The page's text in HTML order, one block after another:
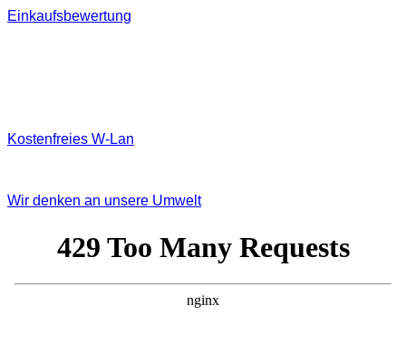
Einkaufsbewertung
Kostenfreies W‐Lan
Wir denken an unsere Umwelt